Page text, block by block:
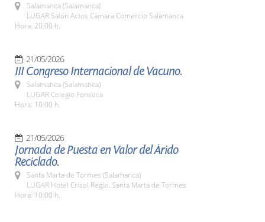
Salamanca (Salamanca)
LUGAR Salón Actos Cámara Comercio Salamanca
Hora: 20:00 h.
21/05/2026
III Congreso Internacional de Vacuno.
Salamanca (Salamanca)
LUGAR Colegio Fonseca
Hora: 10:00 h.
21/05/2026
Jornada de Puesta en Valor del Árido
Reciclado.
Santa Marta de Tormes (Salamanca)
LUGAR Hotel Crisol Regio. Santa Marta de Tormes
Hora: 10:00 h.